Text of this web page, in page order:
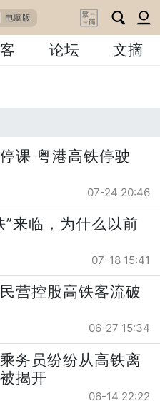
电脑版
论坛 文摘
课 粤港高铁停驶
07-24 20:46
”来临，为什么以前
07-18 15:41
营控股高铁客流破
06-27 15:34
务员纷纷从高铁离
揭开
06-14 22:22